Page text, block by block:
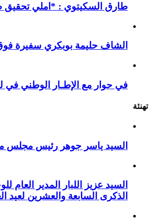
طارق السكيتوي : *املي تحقيق
الشاف حليمة بوبكري سفيرة فوق
في حوار مع الإطـار الوطني في
تهنئة
السيد ياسر جوهر رئيس مجلس مقاطعة
السيد عزيز اللبار المدير
الذكرى السابعة والعشرين لعيد